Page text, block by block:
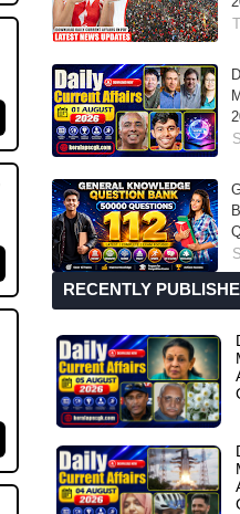
RECENTLY